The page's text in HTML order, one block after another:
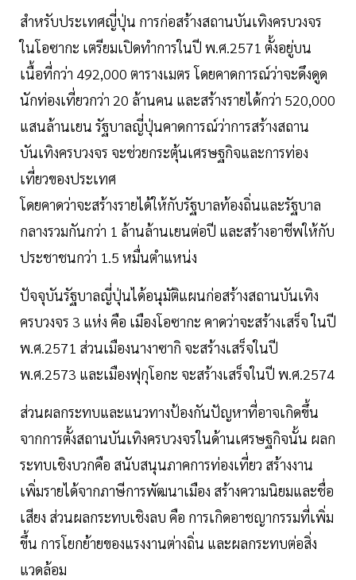
สำหรับประเทศญี่ปุ่น การก่อสร้างสถานบันเทิงครบวงจร
ในโอซากะ เตรียมเปิดทำการในปี พ.ศ.2571 ตั้งอยู่บน
เนื้อที่กว่า 492,000 ตารางเมตร โดยคาดการณ์ว่าจะดึงดูด
นักท่องเที่ยวกว่า 20 ล้านคน และสร้างรายได้กว่า 520,000
แสนล้านเยน รัฐบาลญี่ปุ่นคาดการณ์ว่าการสร้างสถาน
บันเทิงครบวงจร จะช่วยกระตุ้นเศรษฐกิจและการท่อง
เที่ยวของประเทศ
โดยคาดว่าจะสร้างรายได้ให้กับรัฐบาลท้องถิ่นและรัฐบาล
กลางรวมกันกว่า 1 ล้านล้านเยนต่อปี และสร้างอาชีพให้กับ
ประชาชนกว่า 1.5 หมื่นตำแหน่ง
ปัจจุบันรัฐบาลญี่ปุ่นได้อนุมัติแผนก่อสร้างสถานบันเทิง
ครบวงจร 3 แห่ง คือ เมืองโอซากะ คาดว่าจะสร้างเสร็จ ในปี
พ.ศ.2571 ส่วนเมืองนางาซากิ จะสร้างเสร็จในปี
พ.ศ.2573 และเมืองฟุกุโอกะ จะสร้างเสร็จในปี พ.ศ.2574
ส่วนผลกระทบและแนวทางป้องกันปัญหาที่อาจเกิดขึ้น
จากการตั้งสถานบันเทิงครบวงจรในด้านเศรษฐกิจนั้น ผลก
ระทบเชิงบวกคือ สนับสนุนภาคการท่องเที่ยว สร้างงาน
เพิ่มรายได้จากภาษีการพัฒนาเมือง สร้างความนิยมและชื่อ
เสียง ส่วนผลกระทบเชิงลบ คือ การเกิดอาชญากรรมที่เพิ่ม
ขึ้น การโยกย้ายของแรงงานต่างถิ่น และผลกระทบต่อสิ่ง
แวดล้อม